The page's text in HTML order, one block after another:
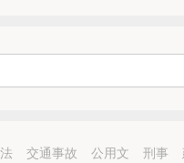
交通事故 公用文 刑事